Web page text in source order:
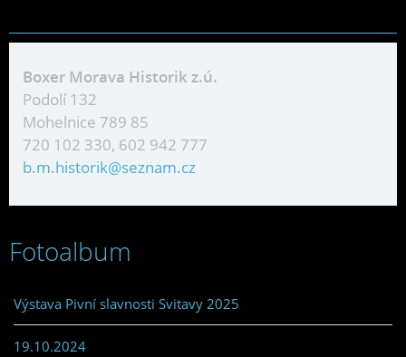
Boxer Morava Historik z.ú.
Podolí 132
Mohelnice 789 85
720 102 330, 602 942 777
b.m.historik@seznam.cz
Fotoalbum
Výstava Pivní slavnosti Svitavy 2025
19.10.2024